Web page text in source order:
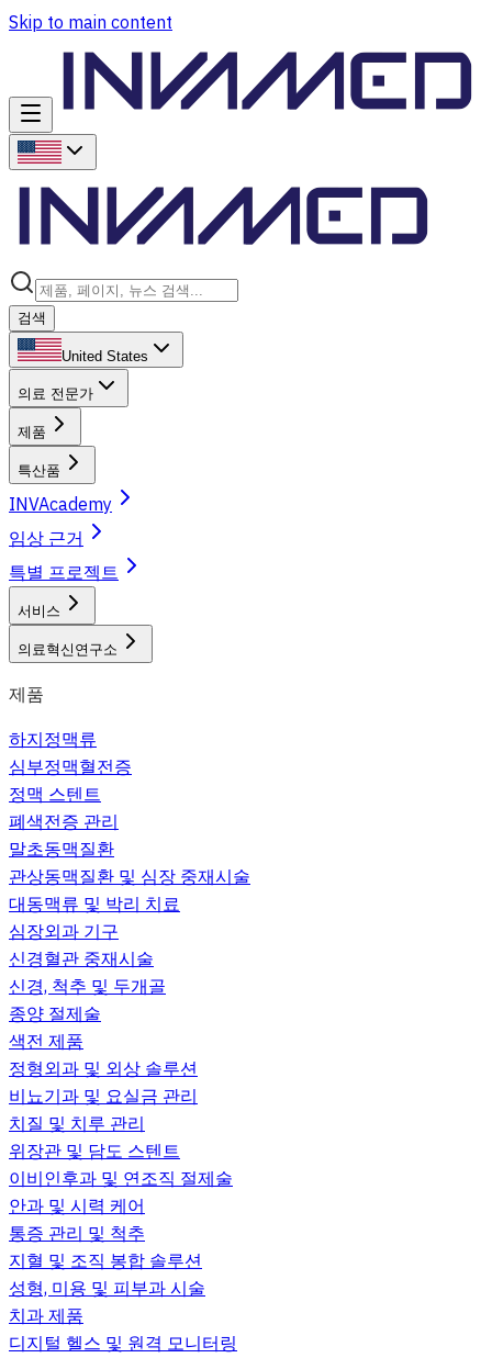
Skip to main content
검색
United States
의료 전문가
제품
특산품
INVAcademy
임상 근거
특별 프로젝트
서비스
의료혁신연구소
제품
하지정맥류
심부정맥혈전증
정맥 스텐트
폐색전증 관리
말초동맥질환
관상동맥질환 및 심장 중재시술
대동맥류 및 박리 치료
심장외과 기구
신경혈관 중재시술
신경, 척추 및 두개골
종양 절제술
색전 제품
정형외과 및 외상 솔루션
비뇨기과 및 요실금 관리
치질 및 치루 관리
위장관 및 담도 스텐트
이비인후과 및 연조직 절제술
안과 및 시력 케어
통증 관리 및 척추
지혈 및 조직 봉합 솔루션
성형, 미용 및 피부과 시술
치과 제품
디지털 헬스 및 원격 모니터링